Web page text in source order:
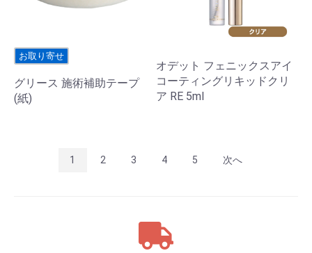
お取り寄せ
グリース 施術補助テープ
(紙)
オデット フェニックスアイ
コーティングリキッドクリ
ア RE 5ml
1 2 3 4 5 次へ